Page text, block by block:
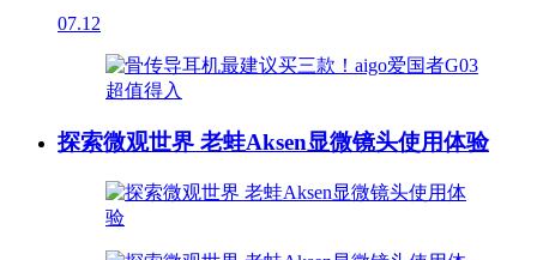
07.12
探索微观世界 老蛙Aksen显微镜头使用体验